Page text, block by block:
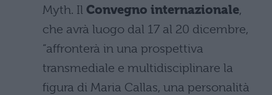
Myth. Il Convegno internazionale,
che avrà luogo dal 17 al 20 dicembre,
“affronterà in una prospettiva
transmediale e multidisciplinare la
figura di Maria Callas, una personalità